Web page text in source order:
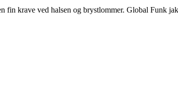
krave ved halsen og brystlommer. Global Funk